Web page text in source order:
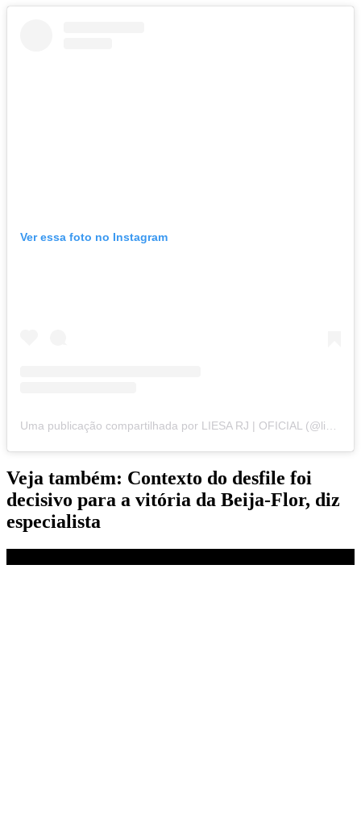
Ver essa foto no Instagram
Veja também: Contexto do desfile foi
decisivo para a vitória da Beija-Flor, diz
especialista